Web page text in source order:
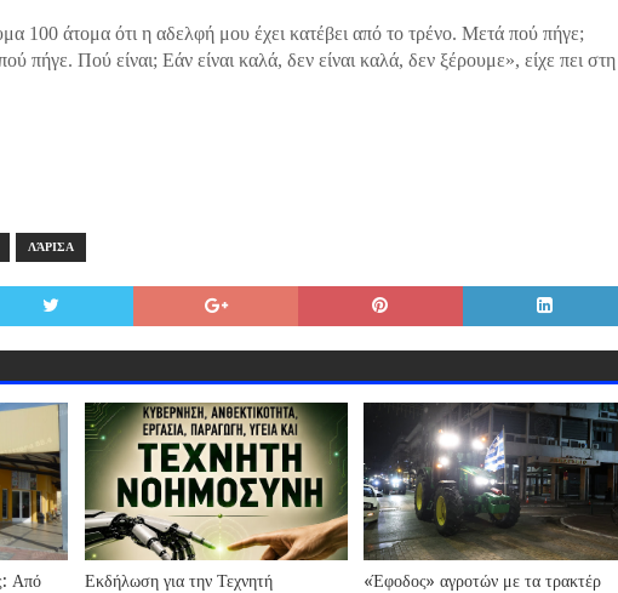
100 άτομα ότι η αδελφή μου έχει κατέβει από το τρένο. Μετά πού πήγε;
πήγε. Πού είναι; Εάν είναι καλά, δεν είναι καλά, δεν ξέρουμε», είχε πει στη
ΛΆΡΙΣΑ
Από
Εκδήλωση για την Τεχνητή
«Έφοδος» αγροτών με τα τρακτέρ